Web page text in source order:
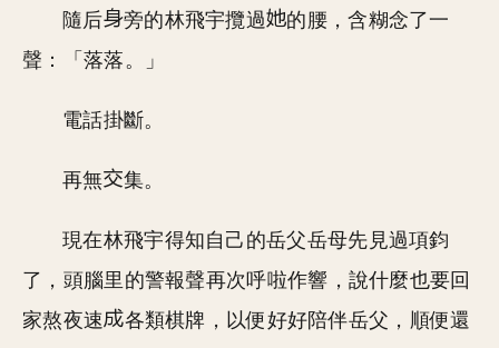
隨后 旁的林飛宇攬過
的腰，含糊念了一
聲：「落落。」
電話掛斷。
再無 集。
現在林飛宇得知自己的岳父岳母先見過項鈞
了，頭腦里的警報聲再次呼啦作響，說什麼也要回
家熬夜速
各類棋牌，以便好好陪伴岳父，順便還